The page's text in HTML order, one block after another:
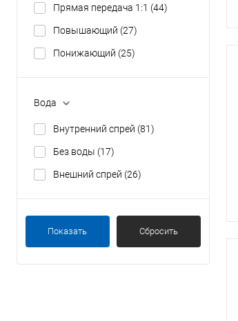
Прямая передача 1:1 (44)
Повышающий (27)
Понижающий (25)
Вода
Внутренний спрей (81)
Без воды (17)
Внешний спрей (26)
Показать Сбросить